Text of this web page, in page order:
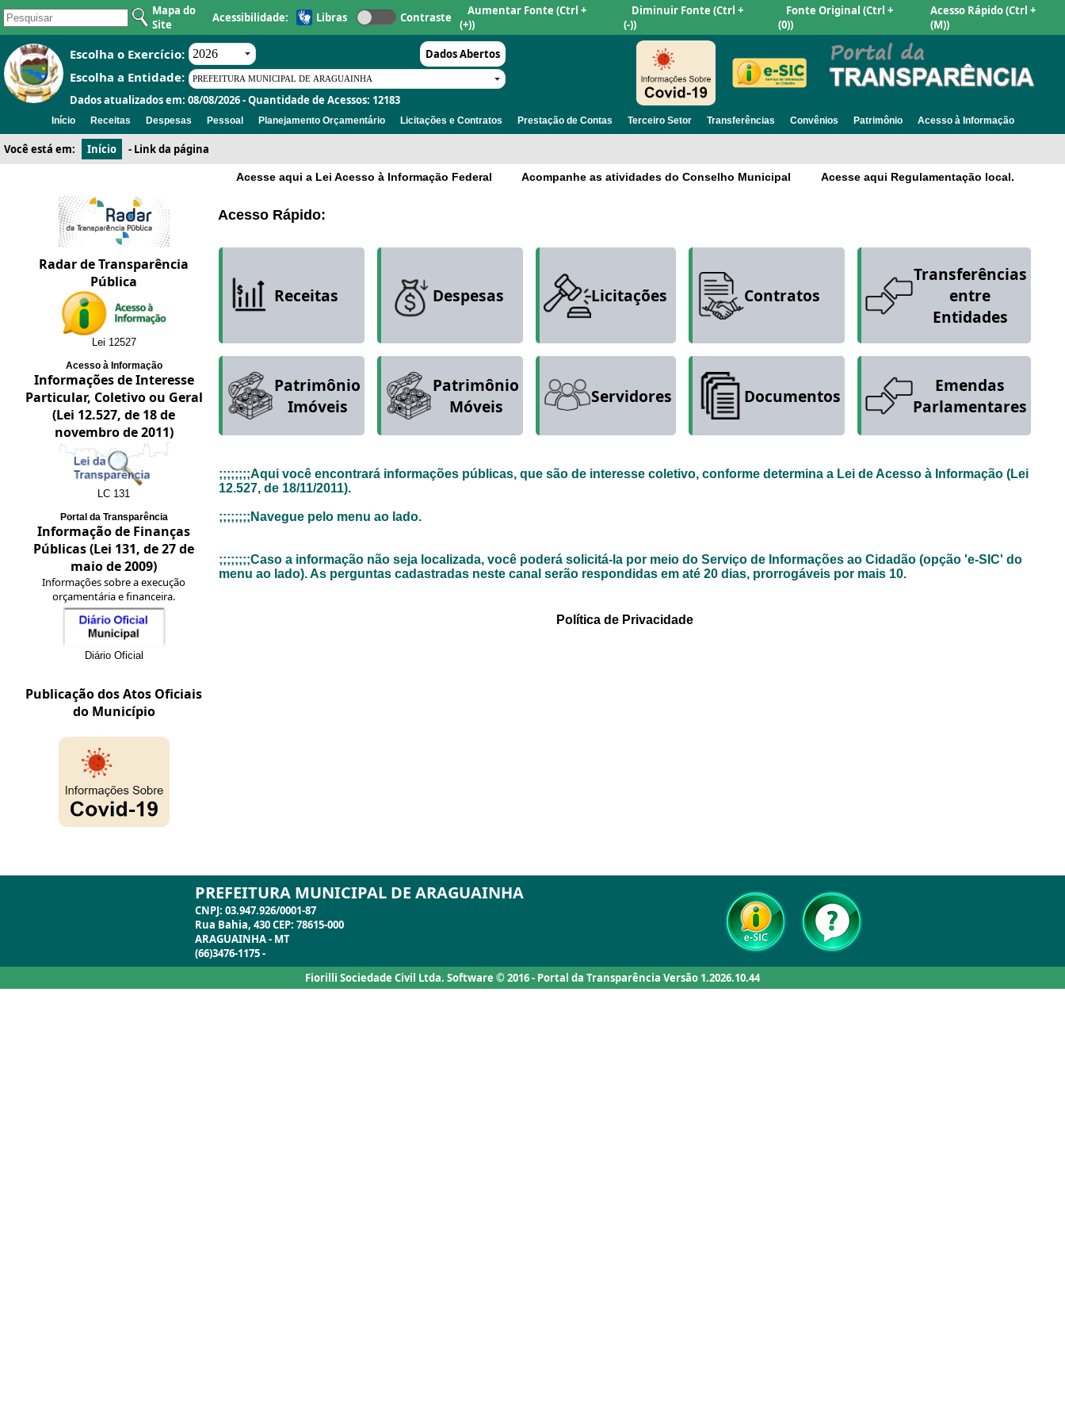
Mapa do
Site
Acessibilidade: Libras Contraste Aumentar Fonte(Ctrl +
(+))
Diminuir Fonte(Ctrl +
(-))
Fonte Original(Ctrl +
(0))
Acesso Rápido(Ctrl +
(M))
Escolha o Exercício: Dados Abertos
Escolha a Entidade:
Dados atualizados em: 08/08/2026 - Quantidade de Acessos: 12183
Início Receitas Despesas Pessoal Planejamento Orçamentário Licitações e Contratos Prestação de Contas Terceiro Setor Transferências Convênios Patrimônio Acesso à Informação
Você está em: Início - Link da página
PREFEITURA MUNICIPAL DE ARAGUAINHA
CNPJ: 03.947.926/0001-87
Rua Bahia, 430 CEP: 78615-000
ARAGUAINHA - MT
(66)3476-1175 -
Fiorilli Sociedade Civil Ltda. Software © 2016 - Portal da Transparência Versão 1.2026.10.44